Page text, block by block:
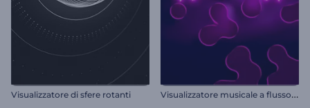
Visualizzatore di sfere rotanti V
isualizzatore musicale a flusso liquido